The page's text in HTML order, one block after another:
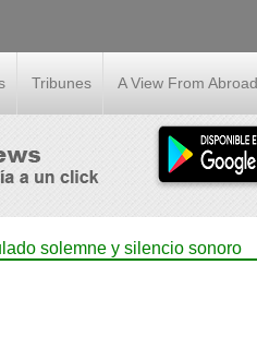
Tribunes A View From Abroad
solemne y silencio sonoro